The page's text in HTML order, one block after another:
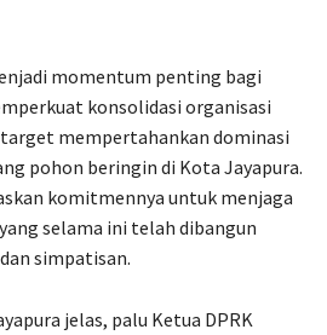
momentum penting bagi
konsolidasi organisasi
mempertahankan dominasi
pohon beringin di Kota Jayapura.
komitmennya untuk menjaga
selama ini telah dibangun
simpatisan.
jelas, palu Ketua DPRK